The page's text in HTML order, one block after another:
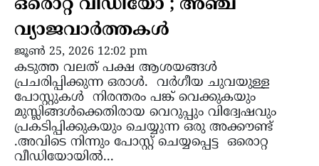
ഒരൊറ്റ വീഡിയോ ; അഞ്ച്
വ്യാജവാർത്തകൾ
ജൂൺ 25, 2026 12:02 pm
കടുത്ത വലത് പക്ഷ ആശയങ്ങൾ
പ്രചരിപ്പിക്കുന്ന ഒരാൾ. വർഗീയ ചുവയുള്ള
പോസ്റ്റുകൾ നിരന്തരം പങ്ക് വെക്കുകയും
മുസ്ലിങ്ങൾക്കെതിരായ വെറുപ്പും വിദ്വേഷവും
പ്രകടിപ്പിക്കുകയും ചെയ്യുന്ന ഒരു അക്കൗണ്ട്
.അവിടെ നിന്നും പോസ്റ്റ് ചെയ്യപ്പെട്ട ഒരൊറ്റ
വീഡിയോയിൽ...